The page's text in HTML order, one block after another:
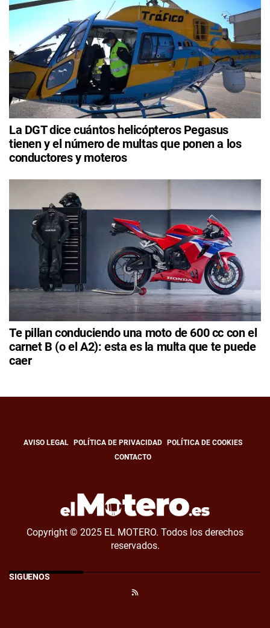
La DGT dice cuántos helicópteros Pegasus
tienen y el número de multas que ponen a los
conductores y moteros
Te pillan conduciendo una moto de 600 cc con el
carnet B (o el A2): esta es la multa que te puede
caer
AVISO LEGAL POLÍTICA DE PRIVACIDAD
POLÍTICA DE COOKIES
CONTACTO
Copyright © 2025 EL MOTERO. Todos los derechos
reservados.
SÍGUENOS